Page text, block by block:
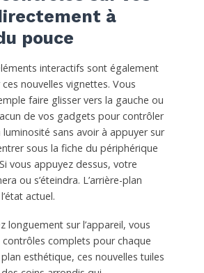
à
pouce
interactifs sont également
nouvelles vignettes. Vous
faire glisser vers la gauche ou
de vos gadgets pour contrôler
sans avoir à appuyer sur
sous la fiche du périphérique
vous appuyez dessus, votre
ou s’éteindra. L’arrière-plan
actuel.
longuement sur l’appareil, vous
contrôles complets pour chaque
esthétique, ces nouvelles tuiles